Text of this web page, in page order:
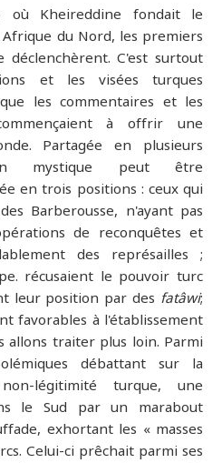
où Kheireddine fondait le
du Nord, les premiers
déclenchèrent. C'est surtout
et les visées turques
les commentaires et les
à offrir une
Partagée en plusieurs
mystique peut être
en trois positions : ceux qui
Barberousse, n'ayant pas
de reconquêtes et
des représailles ;
récusaient le pouvoir turc
leur position par des fatâwi;
favorables à l'établissement
allons traiter plus loin. Parmi
débattant sur la
légitimité turque, une
le Sud par un marabout
exhortant les « masses
Celui-ci prêchait parmi ses